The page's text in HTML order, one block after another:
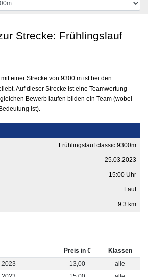
Strecke: Frühlingslauf
einer Strecke von 9300 m ist bei den
Auf dieser Strecke ist eine Teamwertung
Bewerb laufen bilden ein Team (wobei
ist).
Frühlingslauf classic 9300m
25.03.2023
15:00 Uhr
Lauf
9.3 km
Preis in €
Klassen
13,00
alle